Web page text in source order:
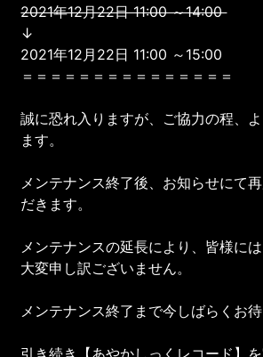
2021年12月22日 11:00 ～14:00
↓
2021年12月22日 11:00 ～15:00
＝＝＝＝＝＝＝＝＝＝＝＝＝＝＝
誠に恐れ入りますが、ご協力の程、
ます。
メンテナンス終了後、お知らせにて
だきます。
メンテナンスの延長により、皆様に
大変申し訳ございません。
メンテナンス終了まで今しばらくお待
引き続き【あやかしっくレコード】